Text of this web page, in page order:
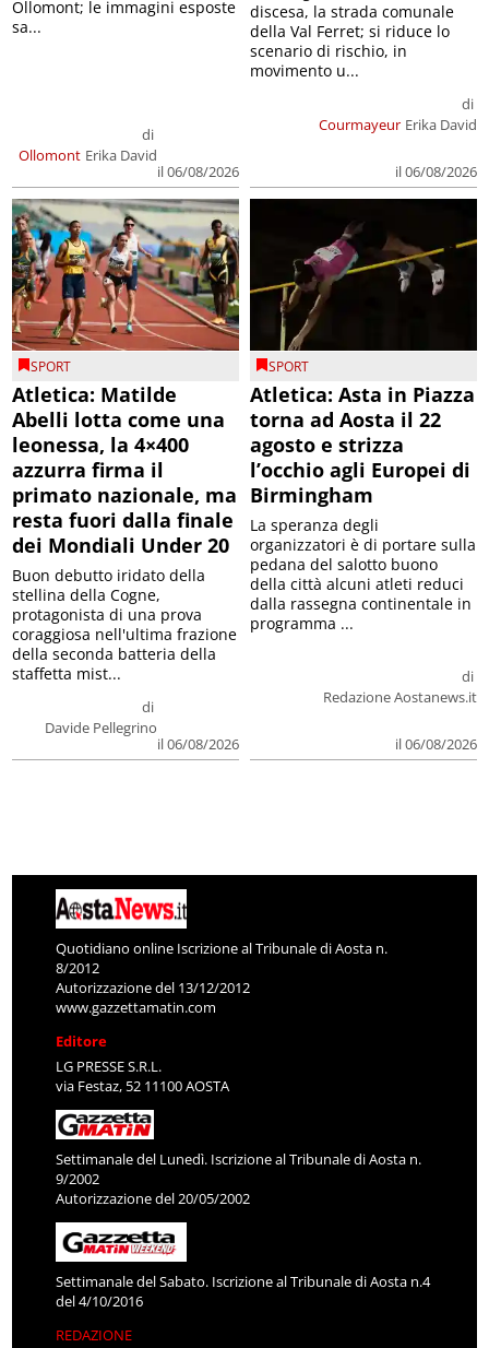
Ollomont
di
Erika David
il 06/08/2026
Ollomont; le immagini esposte
sa...
Courmayeur
di
Erika David
il 06/08/2026
discesa, la strada comunale
della Val Ferret; si riduce lo
scenario di rischio, in
movimento u...
SPORT
Atletica: Matilde
Abelli lotta come una
leonessa, la 4×400
azzurra firma il
primato nazionale, ma
resta fuori dalla finale
dei Mondiali Under 20
di
Davide Pellegrino
il 06/08/2026
Buon debutto iridato della
stellina della Cogne,
protagonista di una prova
coraggiosa nell'ultima frazione
della seconda batteria della
staffetta mist...
SPORT
Atletica: Asta in Piazza
torna ad Aosta il 22
agosto e strizza
l’occhio agli Europei di
Birmingham
di
Redazione Aostanews.it
il 06/08/2026
La speranza degli
organizzatori è di portare sulla
pedana del salotto buono
della città alcuni atleti reduci
dalla rassegna continentale in
programma ...
Quotidiano online Iscrizione al Tribunale di Aosta n.
8/2012
Autorizzazione del 13/12/2012
www.gazzettamatin.com
Editore
LG PRESSE S.R.L.
via Festaz, 52 11100 AOSTA
Settimanale del Lunedì. Iscrizione al Tribunale di Aosta n.
9/2002
Autorizzazione del 20/05/2002
Settimanale del Sabato. Iscrizione al Tribunale di Aosta n.4
del 4/10/2016
REDAZIONE